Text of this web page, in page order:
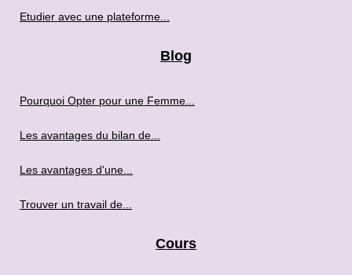
Etudier avec une plateforme...
Blog
Pourquoi Opter pour une Femme...
Les avantages du bilan de...
Les avantages d'une...
Trouver un travail de...
Cours